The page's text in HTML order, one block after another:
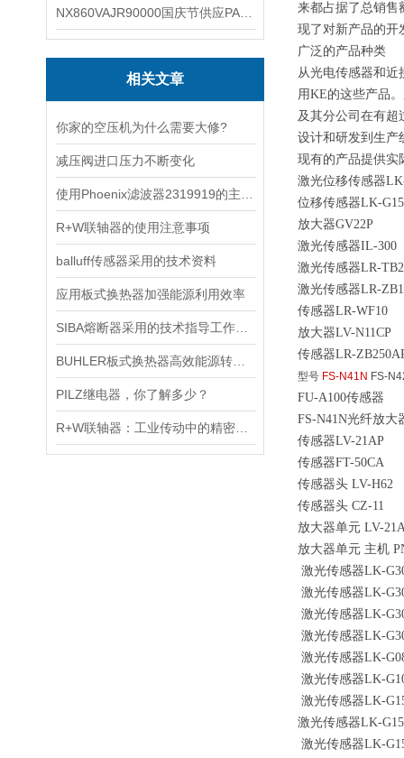
相关文章
你家的空压机为什么需要大修?
减压阀进口压力不断变化
R+W联轴器的使用注意事项
balluff传感器采用的技术资料
应用板式换热器加强能源利用效率
PILZ继电器，你了解多少？
来都占据了总销售
现了对新产品的开
广泛的产品种类
从光电传感器和近
用KE的这些产品
及其分公司在有超
设计和研发到生产
现有的产品提供实
激光位移传感器
位移传感器LK-
放大器GV22P
激光传感器IL-300
激光传感器LR-
激光传感器LR-
传感器LR-WF10
放大器LV-N11CP
传感器LR-
型号 FS-N41N FS-
FU-A100传感器
FS-N41N光纤放大
传感器LV-21AP
传感器FT-50CA
传感器头 LV-H62
传感器头 CZ-11
放大器单元 LV-
放大器单元 主机
激光传感器LK-
激光传感器LK-
激光传感器LK-
激光传感器LK-
激光传感器LK-
激光传感器LK-
激光传感器LK-
激光传感器LK-
激光传感器LK-